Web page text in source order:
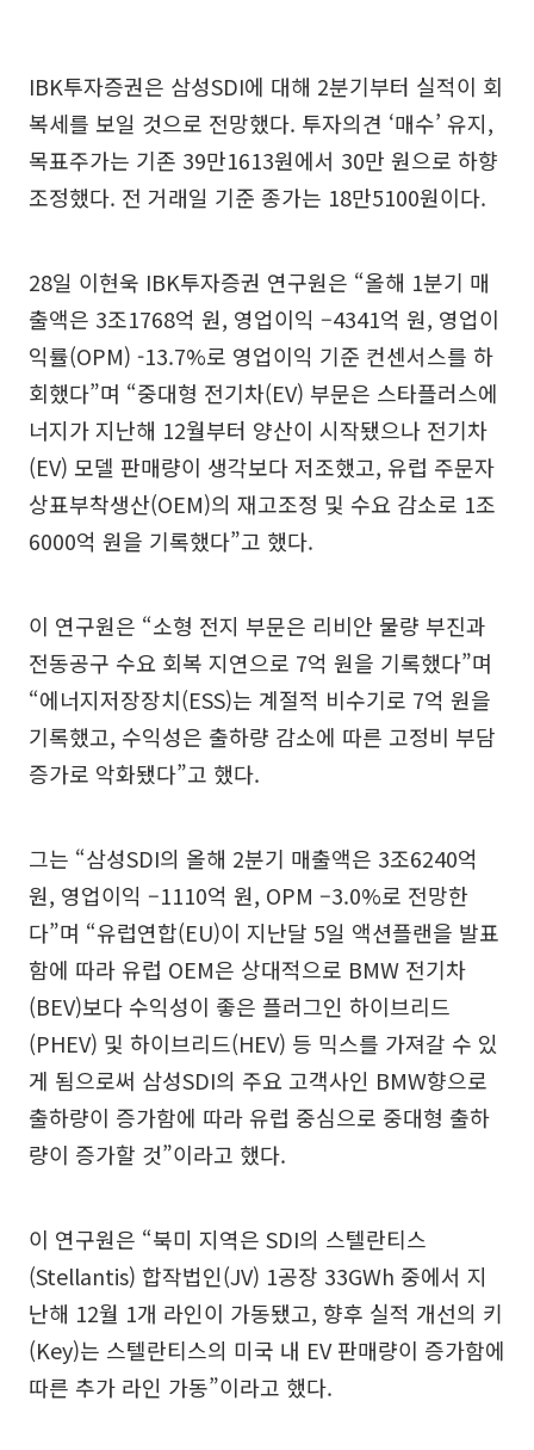
IBK투자증권은 삼성SDI에 대해 2분기부터 실적이 회
복세를 보일 것으로 전망했다. 투자의견 ‘매수’ 유지,
목표주가는 기존 39만1613원에서 30만 원으로 하향
조정했다. 전 거래일 기준 종가는 18만5100원이다.
28일 이현욱 IBK투자증권 연구원은 “올해 1분기 매
출액은 3조1768억 원, 영업이익 –4341억 원, 영업이
익률(OPM) -13.7%로 영업이익 기준 컨센서스를 하
회했다”며 “중대형 전기차(EV) 부문은 스타플러스에
너지가 지난해 12월부터 양산이 시작됐으나 전기차
(EV) 모델 판매량이 생각보다 저조했고, 유럽 주문자
상표부착생산(OEM)의 재고조정 및 수요 감소로 1조
6000억 원을 기록했다”고 했다.
이 연구원은 “소형 전지 부문은 리비안 물량 부진과
전동공구 수요 회복 지연으로 7억 원을 기록했다”며
“에너지저장장치(ESS)는 계절적 비수기로 7억 원을
기록했고, 수익성은 출하량 감소에 따른 고정비 부담
증가로 악화됐다”고 했다.
그는 “삼성SDI의 올해 2분기 매출액은 3조6240억
원, 영업이익 –1110억 원, OPM –3.0%로 전망한
다”며 “유럽연합(EU)이 지난달 5일 액션플랜을 발표
함에 따라 유럽 OEM은 상대적으로 BMW 전기차
(BEV)보다 수익성이 좋은 플러그인 하이브리드
(PHEV) 및 하이브리드(HEV) 등 믹스를 가져갈 수 있
게 됨으로써 삼성SDI의 주요 고객사인 BMW향으로
출하량이 증가함에 따라 유럽 중심으로 중대형 출하
량이 증가할 것”이라고 했다.
이 연구원은 “북미 지역은 SDI의 스텔란티스
(Stellantis) 합작법인(JV) 1공장 33GWh 중에서 지
난해 12월 1개 라인이 가동됐고, 향후 실적 개선의 키
(Key)는 스텔란티스의 미국 내 EV 판매량이 증가함에
따른 추가 라인 가동”이라고 했다.